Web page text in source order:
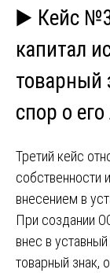
▶️ Кейс
капитал
товарный
спор о
Третий кейс
собственности
внесением в
При создании
внес в
товарный знак,